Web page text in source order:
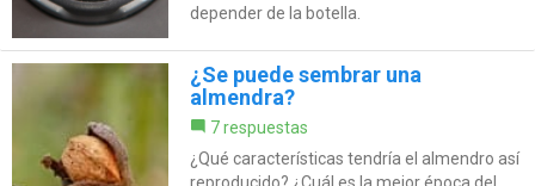
depender de la botella.
¿Se puede sembrar una
almendra?
7 respuestas
¿Qué características tendría el almendro así
reproducido? ¿Cuál es la mejor época del